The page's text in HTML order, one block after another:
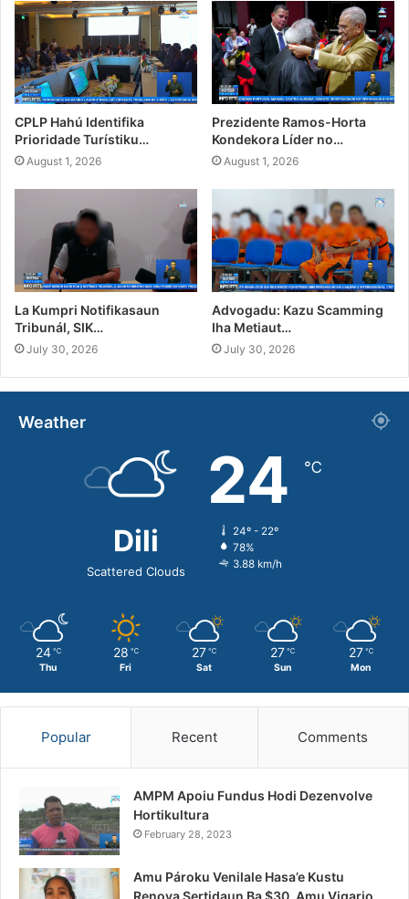
CPLP Hahú Identifika
Prioridade Turístiku…
August 1, 2026
Prezidente Ramos-Horta
Kondekora Líder no…
August 1, 2026
La Kumpri Notifikasaun
Tribunál, SIK…
July 30, 2026
Advogadu: Kazu Scamming
Iha Metiaut…
July 30, 2026
Weather
Dili
Scattered Clouds
24 ℃
24º - 22º
78%
3.88 km/h
24 ℃
Thu
28 ℃
Fri
27 ℃
Sat
27 ℃
Sun
27 ℃
Mon
Popular Recent Comments
AMPM Apoiu Fundus Hodi Dezenvolve
Hortikultura
February 28, 2023
Amu Pároku Venilale Hasa’e Kustu
Renova Sertidaun Ba $30, Amu Vigario